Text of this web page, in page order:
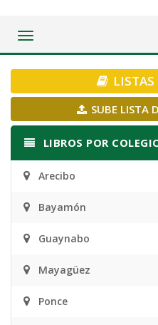
Toggle
SUBE LISTA
LIBROS POR
Arecibo
Bayamón
Guaynabo
Mayagüez
Ponce